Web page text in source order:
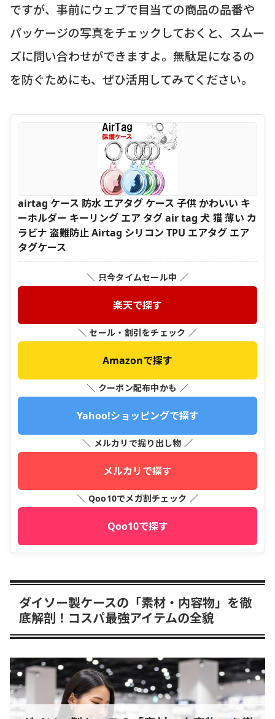
ですが、事前にウェブで目当ての商品の品番や
パッケージの写真をチェックしておくと、スムー
ズに問い合わせができますよ。無駄足になるの
を防ぐためにも、ぜひ活用してみてください。
airtag ケース 防水 エアタグ ケース 子供 かわいい キ
ーホルダー キーリング エア タグ air tag 犬 猫 薄い カ
ラビナ 盗難防止 Airtag シリコン TPU エアタグ エア
タグケース
＼ 只今タイムセール中 ／
楽天で探す
＼ セール・割引をチェック ／
Amazonで探す
＼ クーポン配布中かも ／
Yahoo!ショッピングで探す
＼ メルカリで掘り出し物 ／
メルカリで探す
＼ Qoo10でメガ割チェック ／
Qoo10で探す
ダイソー製ケースの「素材・内容物」を徹
底解剖！コスパ最強アイテムの全貌